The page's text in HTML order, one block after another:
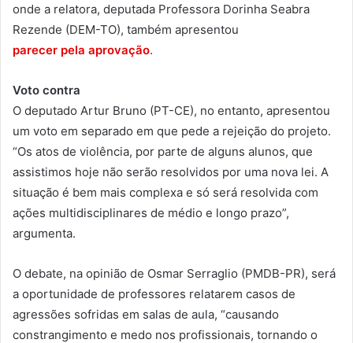
onde a relatora, deputada Professora Dorinha Seabra
Rezende (DEM-TO), também apresentou
parecer pela aprovação.
Voto contra
O deputado Artur Bruno (PT-CE), no entanto, apresentou
um voto em separado em que pede a rejeição do projeto.
“Os atos de violência, por parte de alguns alunos, que
assistimos hoje não serão resolvidos por uma nova lei. A
situação é bem mais complexa e só será resolvida com
ações multidisciplinares de médio e longo prazo”,
argumenta.
O debate, na opinião de Osmar Serraglio (PMDB-PR), será
a oportunidade de professores relatarem casos de
agressões sofridas em salas de aula, “causando
constrangimento e medo nos profissionais, tornando o